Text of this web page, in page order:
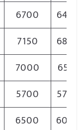
6700
6450
7150
6800
7000
6578
5700
5700
6500